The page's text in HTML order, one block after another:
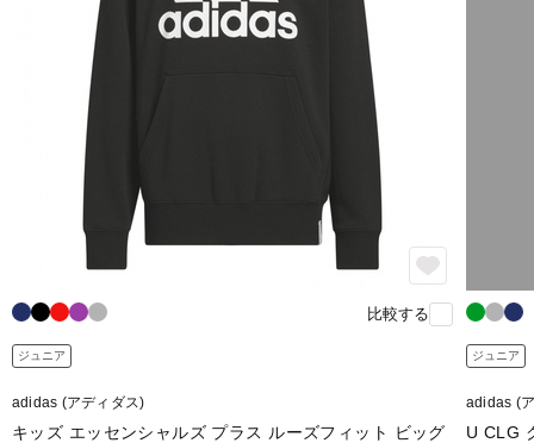
比較する
ジュニア
adidas (アディダス)
キッズ エッセンシャルズ プラス ルーズフィット ビッグ
ジュニア
adidas (
U CLG